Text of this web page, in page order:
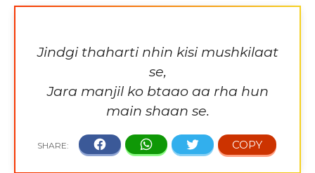
Jindgi thaharti nhin kisi mushkilaat
se,
Jara manjil ko btaao aa rha hun
main shaan se.